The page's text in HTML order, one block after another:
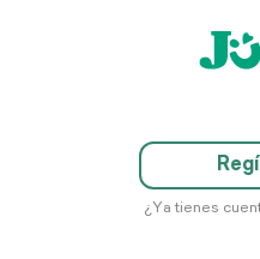
¿Ya tienes